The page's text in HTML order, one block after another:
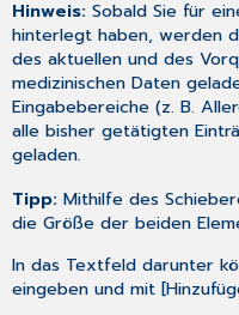
Hinweis:Sobald Sie für
hinterlegt haben, werden
des aktuellen und des
medizinischen Daten
Eingabebereiche (z. B.
alle bisher getätigten
geladen.
Tipp:Mithilfe des
die Größe der beiden
In das Textfeld darunter
eingeben und mit